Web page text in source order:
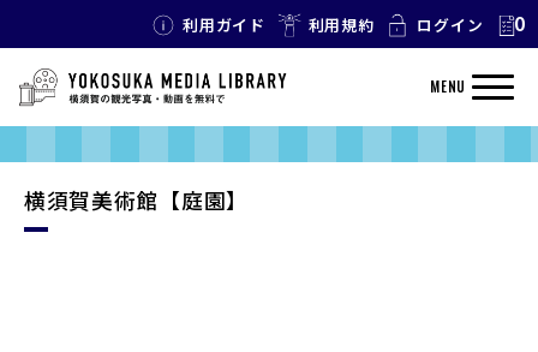
利用ガイド 利用規約 ログイン 0
MENU
横須賀美術館【庭園】